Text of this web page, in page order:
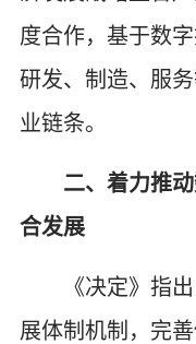
度合作，基于数
研发、制造、服
业链条。
二、着力推动
合发展
《决定》指出
展体制机制，完